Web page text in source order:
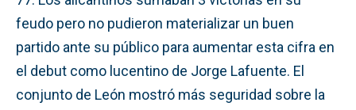
feudo pero no pudieron materializar un buen
partido ante su público para aumentar esta cifra en
el debut como lucentino de Jorge Lafuente. El
conjunto de León mostró más seguridad sobre la